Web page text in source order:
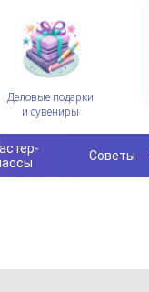
Деловые подарки
и сувениры
Советы